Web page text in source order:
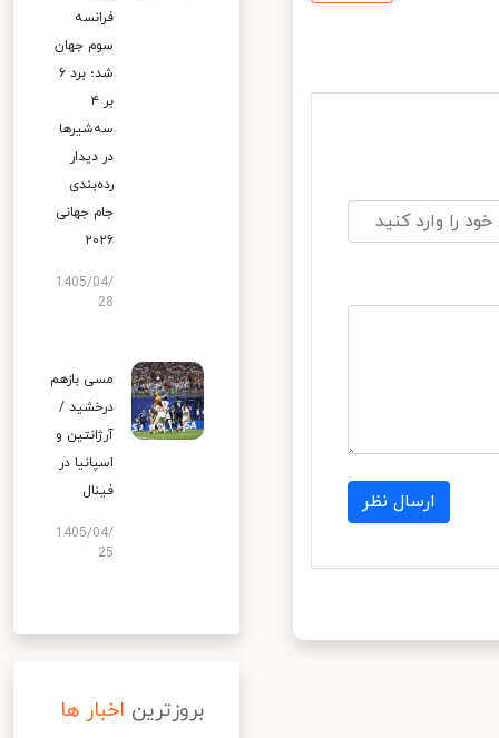
ارسال نظر
فرانسه
سوم جهان
شد؛ برد ۶
بر ۴
سه‌شیرها
در دیدار
رده‌بندی
جام جهانی
۲۰۲۶
1405/04/
28
مسی بازهم
درخشید /
آرژانتین و
اسپانیا در
فینال
1405/04/
25
بروزترین اخبار ها